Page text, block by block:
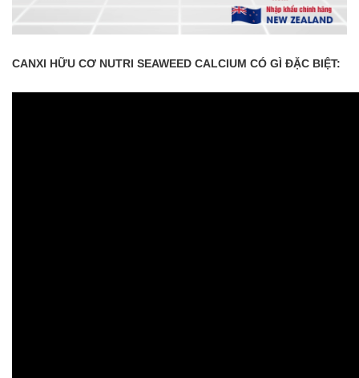
CANXI HỮU CƠ NUTRI SEAWEED CALCIUM CÓ GÌ ĐẶC BIỆT: